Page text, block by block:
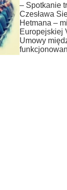
– Spotkanie
Czesława
Hetmana –
Europejskiej
Umowy